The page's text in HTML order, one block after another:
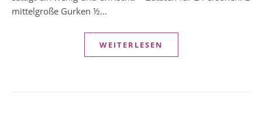
mittelgroße Gurken ½…
WEITERLESEN